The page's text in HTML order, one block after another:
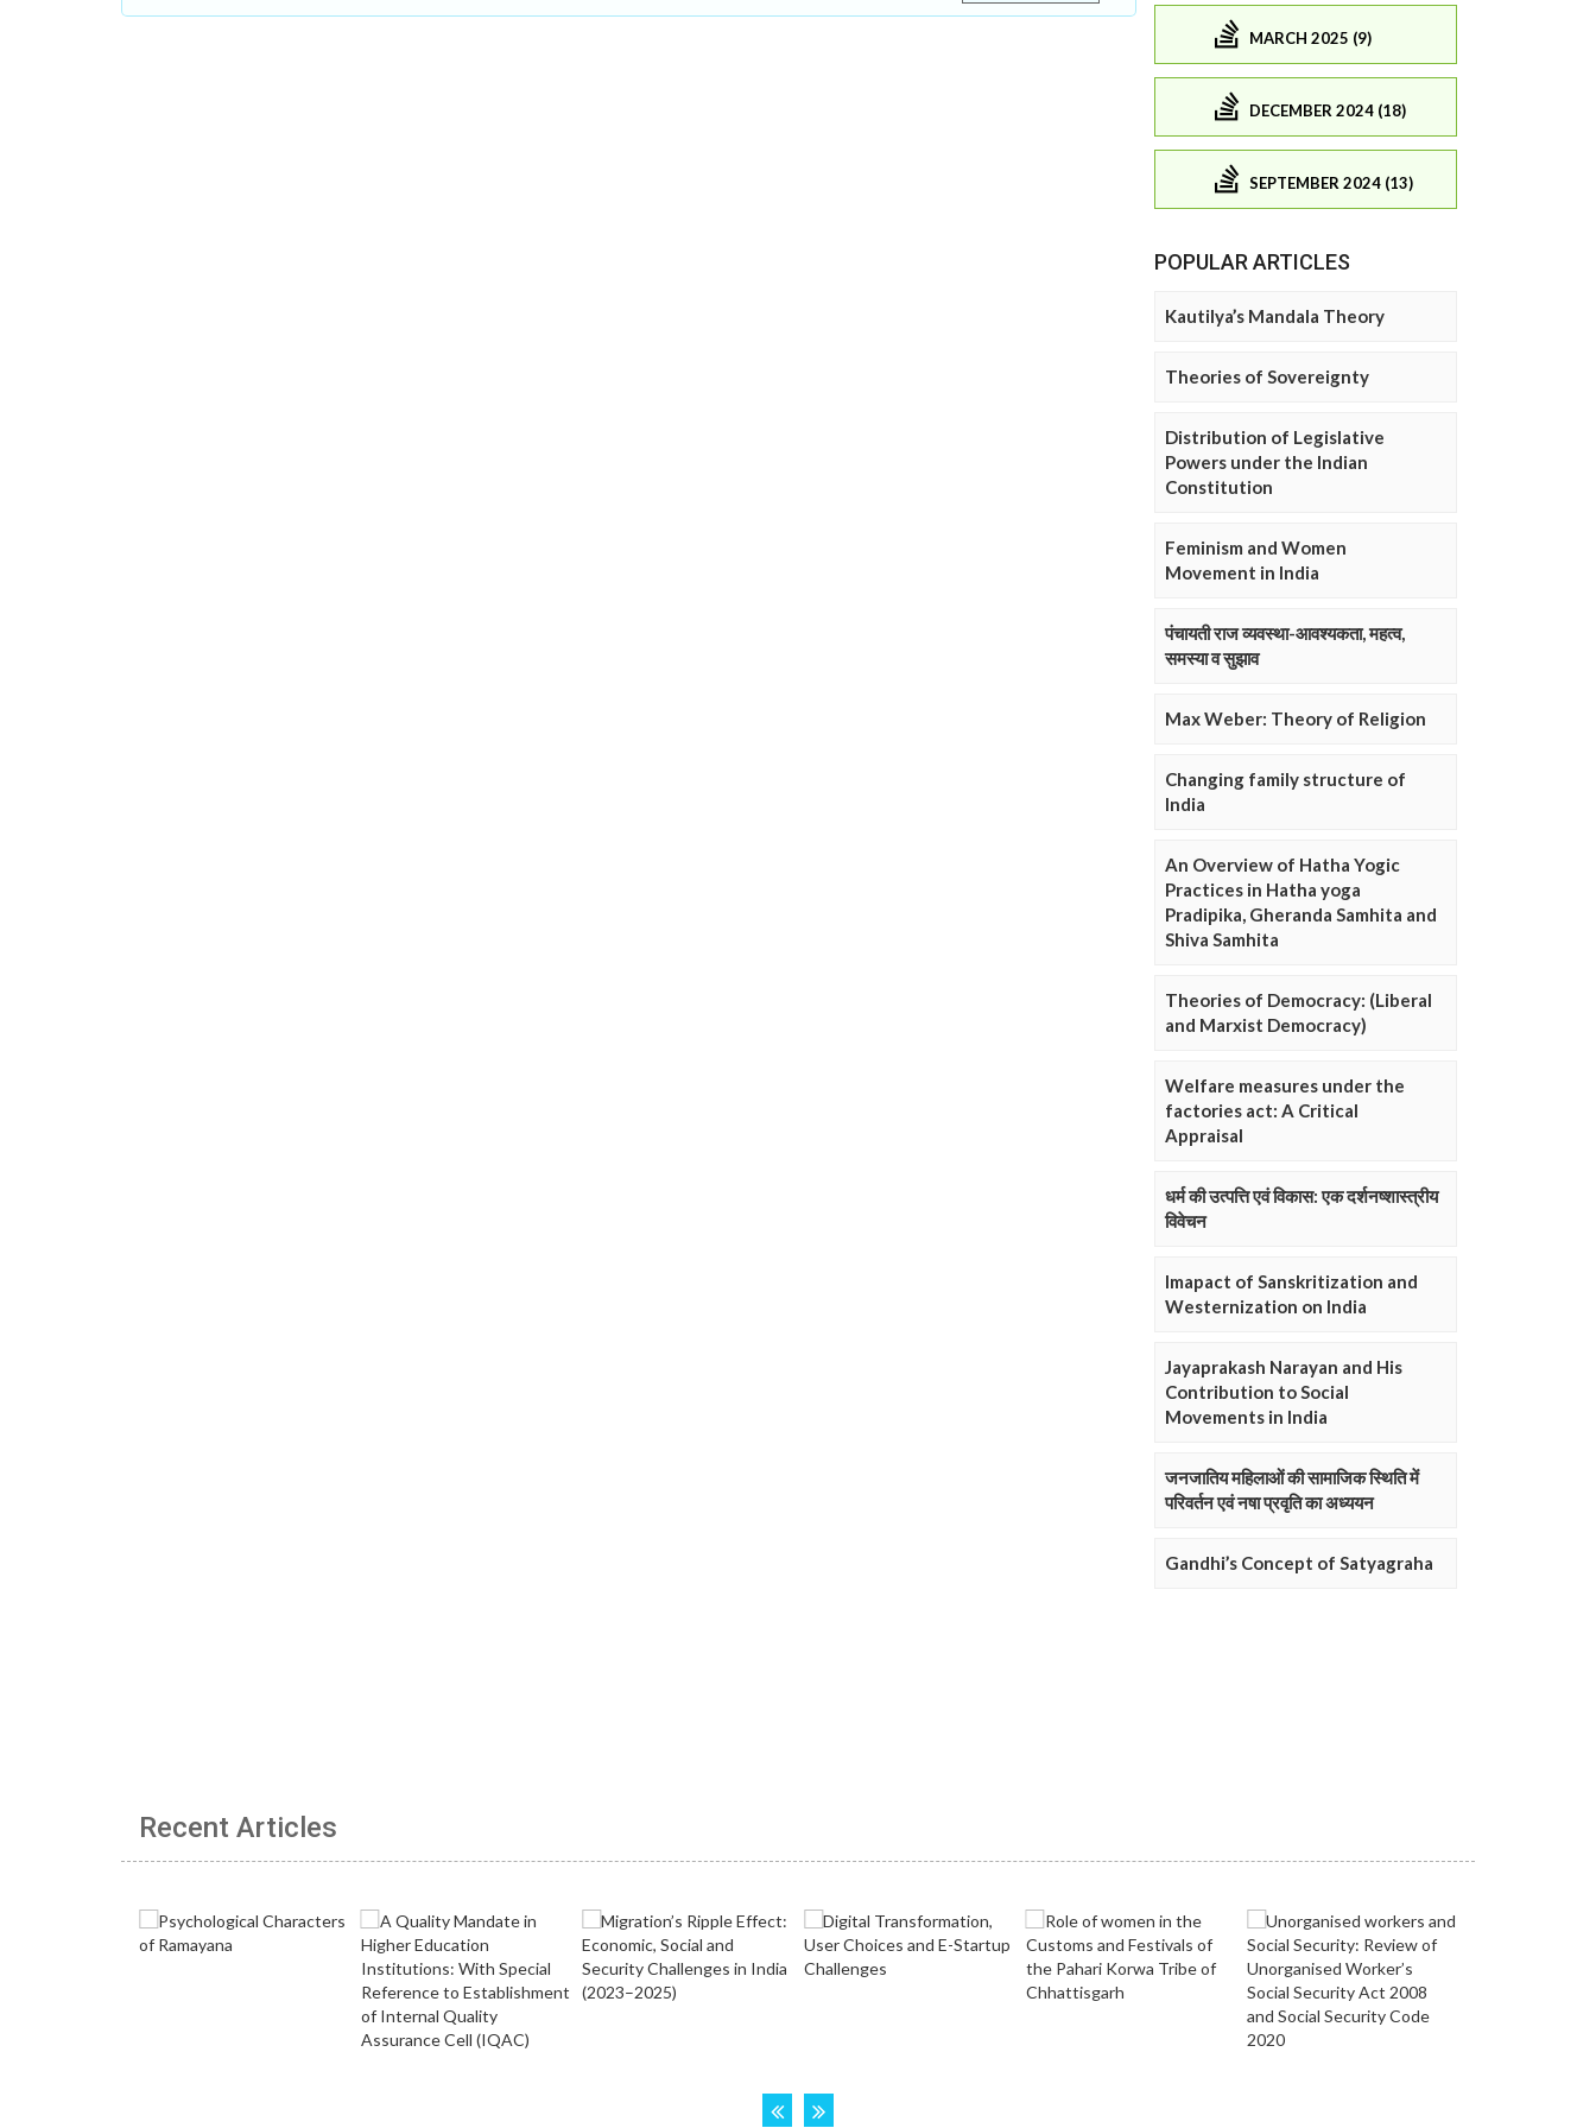
MARCH 2025 (9)
DECEMBER 2024 (18)
SEPTEMBER 2024 (13)
POPULAR ARTICLES
Kautilya’s Mandala Theory
Theories of Sovereignty
Distribution of Legislative
Powers under the Indian
Constitution
Feminism and Women
Movement in India
पंचायती राज व्यवस्था-आवश्यकता, महत्व,
समस्या व सुझाव
Max Weber: Theory of Religion
Changing family structure of
India
An Overview of Hatha Yogic
Practices in Hatha yoga
Pradipika, Gheranda Samhita and
Shiva Samhita
Theories of Democracy: (Liberal
and Marxist Democracy)
Welfare measures under the
factories act: A Critical
Appraisal
धर्म की उत्पत्ति एवं विकास: एक दर्शनष्शास्त्रीय
विवेचन
Imapact of Sanskritization and
Westernization on India
Jayaprakash Narayan and His
Contribution to Social
Movements in India
जनजातिय महिलाओं की सामाजिक स्थिति में
परिवर्तन एवं नषा प्रवृति का अध्ययन
Gandhi’s Concept of Satyagraha
Recent Articles